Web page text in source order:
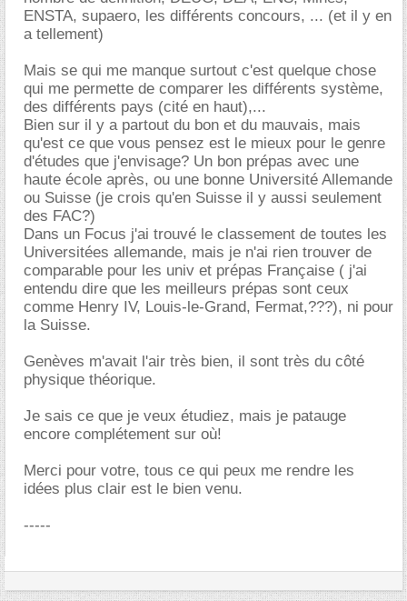
ENSTA, supaero, les différents concours, ... (et il y en
a tellement)
Mais se qui me manque surtout c'est quelque chose
qui me permette de comparer les différents système,
des différents pays (cité en haut),...
Bien sur il y a partout du bon et du mauvais, mais
qu'est ce que vous pensez est le mieux pour le genre
d'études que j'envisage? Un bon prépas avec une
haute école après, ou une bonne Université Allemande
ou Suisse (je crois qu'en Suisse il y aussi seulement
des FAC?)
Dans un Focus j'ai trouvé le classement de toutes les
Universitées allemande, mais je n'ai rien trouver de
comparable pour les univ et prépas Française ( j'ai
entendu dire que les meilleurs prépas sont ceux
comme Henry IV, Louis-le-Grand, Fermat,???), ni pour
la Suisse.
Genèves m'avait l'air très bien, il sont très du côté
physique théorique.
Je sais ce que je veux étudiez, mais je patauge
encore complétement sur où!
Merci pour votre, tous ce qui peux me rendre les
idées plus clair est le bien venu.
-----